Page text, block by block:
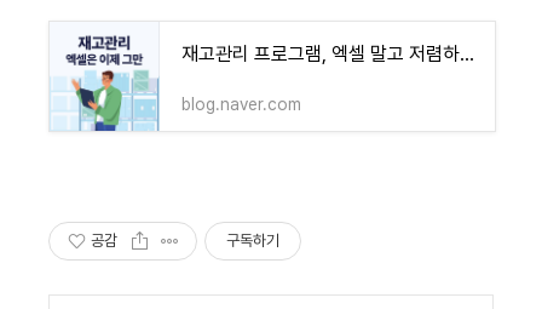
재고관리 프로그램, 엑셀 말고 저렴하고 편한 거 없나요?
blog.naver.com
공감 구독하기